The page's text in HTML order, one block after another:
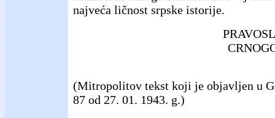
najveća ličnost srpske istorije.
(Mitropolitov tekst koji je objavljen u
87 od 27. 01. 1943. g.)